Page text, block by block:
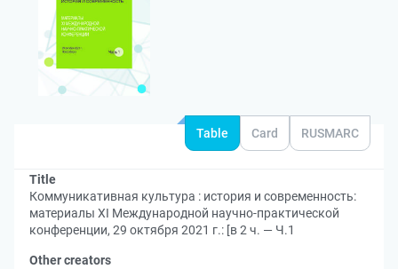
Table Card RUSMARC
Title
Коммуникативная культура : история и современность:
материалы XI Международной научно-практической
конференции, 29 октября 2021 г.: [в 2 ч. — Ч.1
Other creators